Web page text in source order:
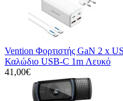
Vention Φορτιστής GaN 2 x
Καλώδιο USB-C 1m Λευκό
41,00€